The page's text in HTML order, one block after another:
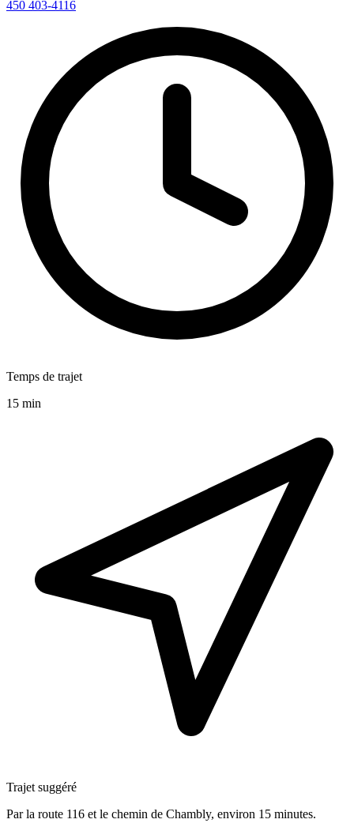
450 403-4116
Temps de trajet
15 min
Trajet suggéré
Par la route 116 et le chemin de Chambly, environ 15 minutes.